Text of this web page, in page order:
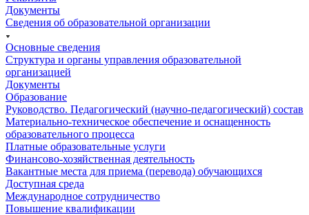
Документы
Сведения об образовательной организации
Основные сведения
Структура и органы управления образовательной
организацией
Документы
Образование
Руководство. Педагогический (научно-педагогический) состав
Материально-техническое обеспечение и оснащенность
образовательного процесса
Платные образовательные услуги
Финансово-хозяйственная деятельность
Вакантные места для приема (перевода) обучающихся
Доступная среда
Международное сотрудничество
Повышение квалификации